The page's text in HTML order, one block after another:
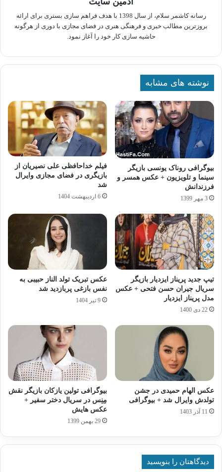
رسانه کاشمر سلام، از سال 1398 با هدف فراهم سازی بستری برای ارائه
بروزترین مطالب خبری و فرهنگی هنری در فضای مجازی با دوری از هرگونه
حاشیه سازی کار خود را آغاز نمود.
نوشته های مشابه
بیوگرافی روناک یونسی بازیگر
سینما و تلویزیون + عکس همسر و
فرزندانش
3 مهر 1399
فیلم خداحافظی علی نصیریان از
بازیگری در فضای مجازی وایرال
شد
6 اردیبهشت 1404
تیپ جدید پریناز ایزدیار بازیگر
سریال جیران حسن فتحی + عکس
مدل پریناز ایزدیار
22 دی 1400
عکس تبریک تولد الناز حبیبی به
نفس بازغی پربازدید شد
9 تیر 1404
عکس الهام حمیدی در جشن
تولدش وایرال شد + بیوگرافی
11 آذر 1403
بیوگرافی تولین یازکان بازیگر نقش
مِنِس در سریال دختر سفیر +
عکس هایش
29 بهمن 1399
دیدگاهتان را بنویسید